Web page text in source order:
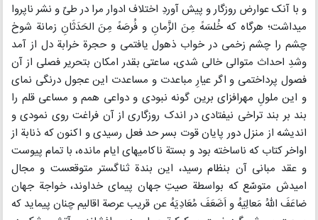
و با آنک عوارض روزگار و پیش آوردِ اختلاف ادوار مرا در طیّ و نشر ناپروا
میداشت؛ هرگاه که خُلسَهً مِنَ الزَّمانِ و فُرصَهً مِنَ الحَدَثَانِ زمانة شوخ
چشم را چشم زخمی در خواب ذهول یافتمی و حجرة خرابة دل از آمد
وشدِ احداث متوالی خالی شدی، ساعتی بقدر امکان بتحریر فصلی از آن
فصول پرداختمی و اگر عیارِ مباعدت و مساعدت این عجول درنگی نمای
و این ملولِ مهرافزای برین گونه نبودی و دواعی همم و مساعی قلم را
بند بر بند تراخی نیفتادی در اندک روزگاری از آن فراغت روی نمودی و
اندیشه از منزل دور پایان قوت بسر حد فعل رسیدی و اکنون که ذنابة از
اواخر کتاب که ناساخته بود و بستة ناکامیهای ایام مانده، با تمام پیوست
و عقد مبانی آن بنظام رسید، این بندة ثناگستر متوقعست و مجال
امیدش متوسّع که بواسطة صیتِ جهان پیمای خداوند، خواجة جهان
ضاعَفَ اللهُ مَعالِیَهُ و اَضَعَفَ مُعَادِیَهُ عن قریب عرصة اقالیم چنان پیماید که